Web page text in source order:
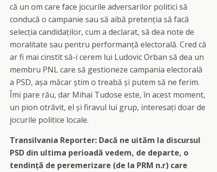
că un om care face jocurile adversarilor politici să
conducă o campanie sau să aibă pretenția să facă
selecția candidaților, cum a declarat, să dea note de
moralitate sau pentru performanță electorală. Cred că
ar fi mai cinstit să-i cerem lui Ludovic Orban să dea un
membru PNL care să gestioneze campania electorală
a PSD, așa măcar știm o treabă și putem să ne ferim.
Îmi pare rău, dar Mihai Tudose este, în acest moment,
un pion otrăvit, el și firavul lui grup, interesați doar de
jocurile politice locale.
Transilvania Reporter: Dacă ne uităm la discursul
PSD din ultima perioadă vedem, de departe, o
tendință de peremerizare (de la PRM n.r) care